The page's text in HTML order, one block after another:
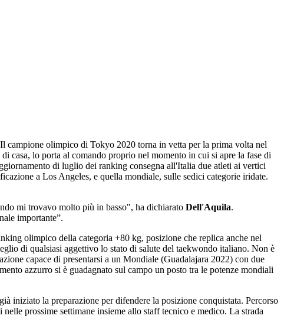
olimpico di Tokyo 2020 torna in vetta per la prima volta nel
casa, lo porta al comando proprio nel momento in cui si apre la fase di
di luglio dei ranking consegna all'Italia due atleti ai vertici
a Los Angeles, e quella mondiale, sulle sedici categorie iridate.
mi trovavo molto più in basso", ha dichiarato Dell'Aquila.
importante”.
olimpico della categoria +80 kg, posizione che replica anche nel
di qualsiasi aggettivo lo stato di salute del taekwondo italiano. Non è
capace di presentarsi a un Mondiale (Guadalajara 2022) con due
azzurro si è guadagnato sul campo un posto tra le potenze mondiali
iniziato la preparazione per difendere la posizione conquistata. Percorso
prossime settimane insieme allo staff tecnico e medico. La strada